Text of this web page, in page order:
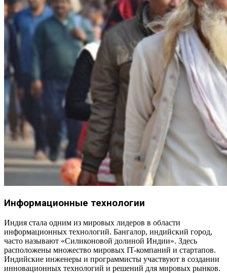
Информационные технологии
Индия стала одним из мировых лидеров в области
информационных технологий. Бангалор, индийский город,
часто называют «Силиконовой долиной Индии». Здесь
расположены множество мировых IT-компаний и стартапов.
Индийские инженеры и программисты участвуют в создании
инновационных технологий и решений для мировых рынков.